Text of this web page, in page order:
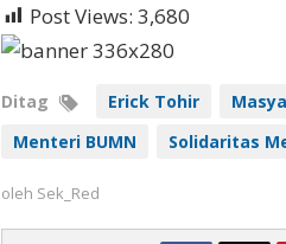
Post Views: 3,680
Ditag Erick Tohir
Menteri BUMN
Solidaritas
oleh Sek_Red